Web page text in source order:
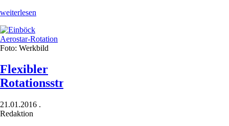
weiterlesen
aus:
Ist
die
Zukunft
des
Foto: Werkbild
Flexibler
Rotationsstriegel
21.01.2016 .
Redaktion